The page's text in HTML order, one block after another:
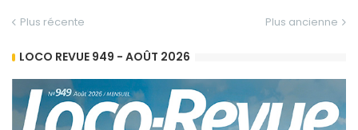
Plus récente Plus ancienne
LOCO REVUE 949 - AOÛT 2026